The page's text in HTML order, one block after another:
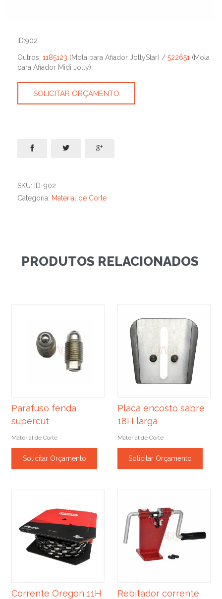
ID:902
Outros: 1185123 (Mola para Afiador JollyStar) / 522651 (Mola
para Afiador Midi Jolly)
SOLICITAR ORÇAMENTO
  
SKU:
ID-902
Categoria: Material de Corte
PRODUTOS RELACIONADOS
Parafuso fenda
supercut
Material de Corte
Solicitar Orçamento
Placa encosto sabre
18H larga
Material de Corte
Solicitar Orçamento
Corrente Oregon 11H Rebitador corrente